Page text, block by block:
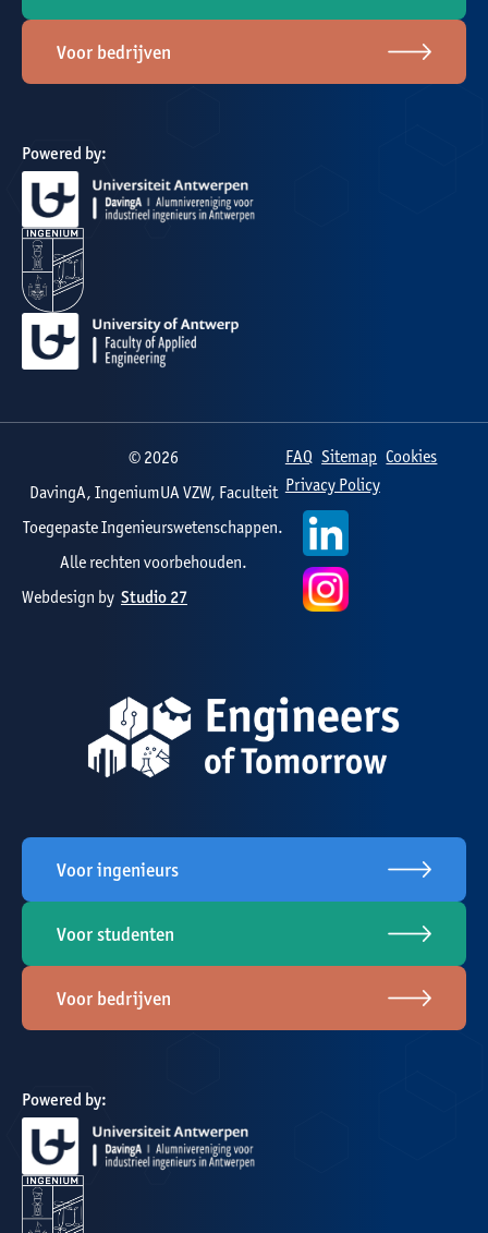
Voor bedrijven
Powered by:
© 2026
DavingA, IngeniumUA VZW, Faculteit
Toegepaste Ingenieurswetenschappen.
Alle rechten voorbehouden.
Webdesign by Studio 27
FAQ Sitemap Cookies
Privacy Policy
Voor ingenieurs
Voor studenten
Voor bedrijven
Powered by: